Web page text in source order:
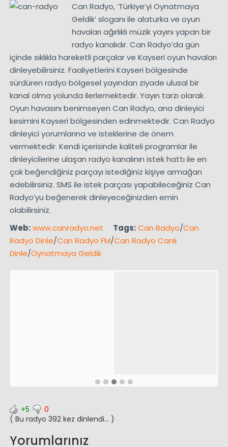
Can Radyo, ‘Türkiye’yi Oynatmaya
Geldik’ sloganı ile alaturka ve oyun
havaları ağırlıklı müzik yayını yapan bir
radyo kanalıdır. Can Radyo’da gün
içinde sıklıkla hareketli parçalar ve Kayseri oyun havaları
dinleyebilirsiniz. Faaliyetlerini Kayseri bölgesinde
sürdüren radyo bölgesel yayından ziyade ulusal bir
kanal olma yolunda ilerlemektedir. Yayın tarzı olarak
Oyun havasını benimseyen Can Radyo, ana dinleyici
kesimini Kayseri bölgesinden edinmektedir. Can Radyo
dinleyici yorumlarına ve isteklerine de önem
vermektedir. Kendi içerisinde kaliteli programlar ile
dinleyicilerine ulaşan radyo kanalının istek hattı ile en
çok beğendiğiniz parçayı istediğiniz kişiye armağan
edebilirsiniz. SMS ile istek parçası yapabileceğiniz Can
Radyo’yu beğenerek dinleyeceğinizden emin
olabilirsiniz.
Web:www.canradyo.net Tags:Can Radyo/Can
Radyo Dinle/Can Radyo FM/Can Radyo Canlı
Dinle/Oynatmaya Geldik
+5
0
( Bu radyo 392 kez dinlendi... )
Yorumlarınız